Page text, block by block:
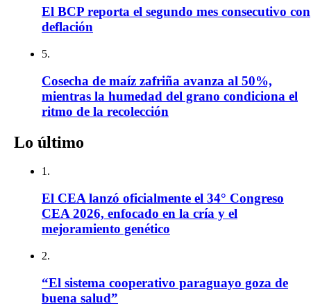
El BCP reporta el segundo mes consecutivo con
deflación
5.
Cosecha de maíz zafriña avanza al 50%,
mientras la humedad del grano condiciona el
ritmo de la recolección
Lo último
1.
El CEA lanzó oficialmente el 34° Congreso
CEA 2026, enfocado en la cría y el
mejoramiento genético
2.
“El sistema cooperativo paraguayo goza de
buena salud”